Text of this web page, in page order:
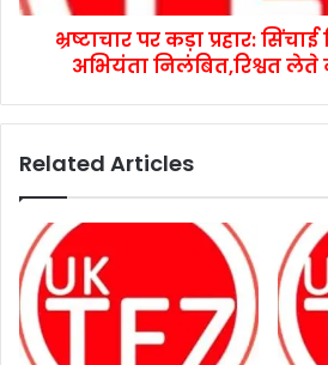
भ्रष्टाचार पर कड़ा प्रहार:
अभियंता निलंबित,रिश्वत लेते
Related Articles